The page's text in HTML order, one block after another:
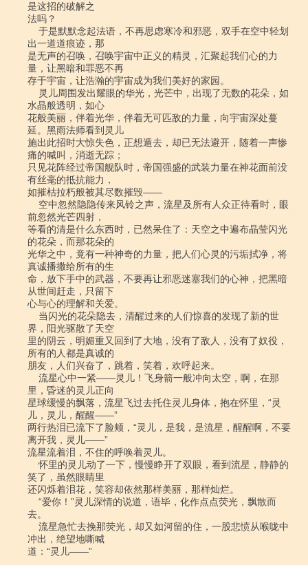
是这招的破解之
法吗？
出一道道痕迹，那
是无声的召唤，召唤宇宙中正义的精灵，汇聚起我们心的力
量，让黑暗和罪恶不再
存于宇宙，让浩瀚的宇宙成为我们美好的家园。
水晶般透明，如心
花般美丽，伴着光华，伴着无可匹敌的力量，向宇宙深处蔓
延。黑雨法师看到灵儿
施出此招时大惊失色，正想遁去，却已无法避开，随着一声惨
痛的喊叫，消逝无踪；
只见花阵经过帝国舰队时，帝国强盛的武装力量在神花面前没
有丝毫的抵抗能力，
如摧枯拉朽般被其尽数摧毁――
前忽然光芒四射，
等看的清是什么东西时，已然呆住了：天空之中遍布晶莹闪光
的花朵，而那花朵的
光华之中，竟有一种神奇的力量，把人们心灵的污垢拭净，将
真诚播撒给所有的生
命，放下手中的武器，不要再让邪恶迷塞我们的心神，把黑暗
从世间赶走，只留下
心与心的理解和关爱。
界，阳光驱散了天空
里的阴云，明媚重又回到了大地，没有了敌人，没有了奴役，
所有的人都是真诚的
朋友，人们兴奋了，跳着，笑着，欢呼起来。
里，昏迷的灵儿正向
星球缓慢的飘落，流星飞过去托住灵儿身体，抱在怀里，“灵
儿，灵儿，醒醒――”
两行热泪已流下了脸颊，“灵儿，是我，是流星，醒醒啊，不要
离开我，灵儿――”
流星流着泪，不住的呼唤着灵儿。
    怀里的灵儿动了一下，慢慢睁开了双眼，看到流星，静静的
笑了，虽然眼睛里
还闪烁着泪花，笑容却依然那样美丽，那样灿烂。
去。
冲出，绝望地嘶喊
道：“灵儿――”